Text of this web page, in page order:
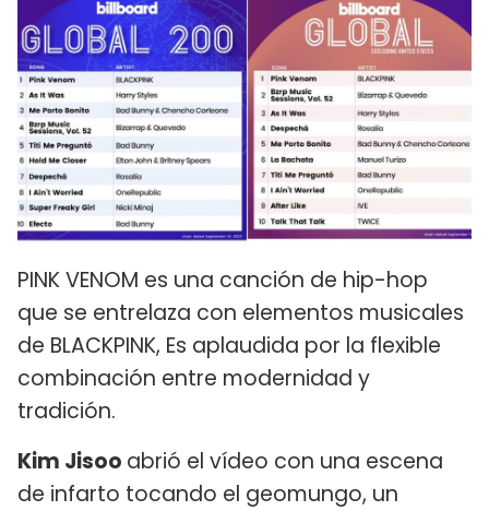
PINK VENOM es una canción de hip-hop
que se entrelaza con elementos musicales
de BLACKPINK, Es aplaudida por la flexible
combinación entre modernidad y
tradición.
Kim Jisoo abrió el vídeo con una escena
de infarto tocando el geomungo, un